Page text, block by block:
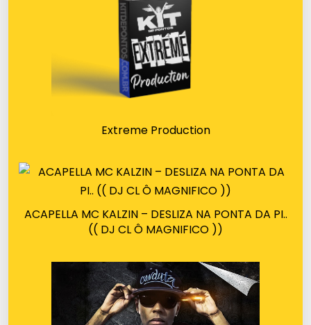
Extreme Production
ACAPELLA MC KALZIN – DESLIZA NA PONTA DA PI..
(( DJ CL Ô MAGNIFICO ))